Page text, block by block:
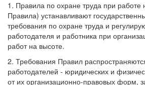
1. Правила по охране труда при работе
Правила) устанавливают
требования по охране труда и
работодателя и работника при
работ на высоте.
2. Требования Правил
работодателей - юридических и
от их организационно-правовых форм,